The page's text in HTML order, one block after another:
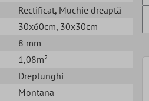
Rectificat, Muchie dreaptă
30x60cm, 30x30cm
8 mm
1,08m²
Dreptunghi
Montana